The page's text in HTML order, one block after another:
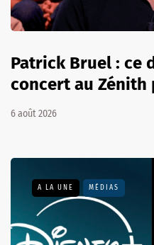
Patrick Bruel : ce
concert au Zénith
6 août 2026
A LA UNE MÉDIAS